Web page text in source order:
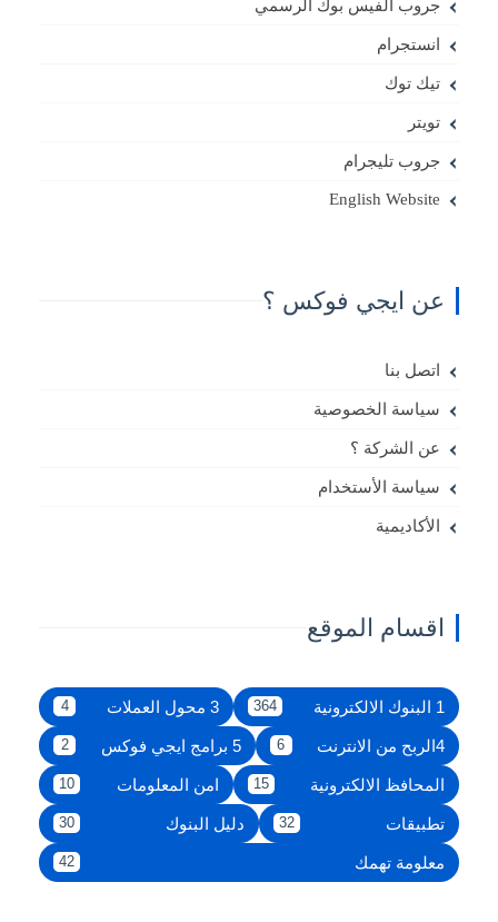
جروب الفيس بوك الرسمي
انستجرام
تيك توك
تويتر
جروب تليجرام
English Website
عن ايجي فوكس ؟
اتصل بنا
سياسة الخصوصية
عن الشركة ؟
سياسة الأستخدام
الأكاديمية
اقسام الموقع
1 البنوك الالكترونية 364 3 محول العملات 4
4الربح من الانترنت 6 5 برامج ايجي فوكس 2
المحافظ الالكترونية 15 امن المعلومات 10
تطبيقات 32 دليل البنوك 30
معلومة تهمك 42